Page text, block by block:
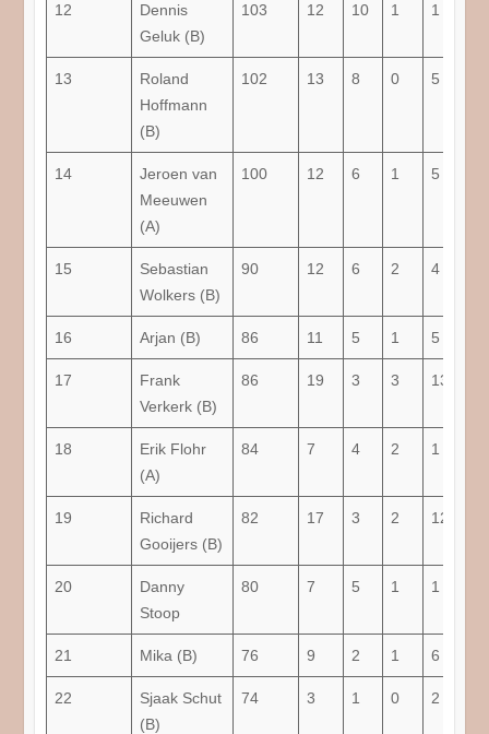
12
Dennis
Geluk (B)
103 12 10 1 1
13
Roland
Hoffmann
(B)
102 13 8 0 5
14
Jeroen van
Meeuwen
(A)
100 12 6 1 5
15
Sebastian
Wolkers (B)
90 12 6 2 4
16 Arjan (B) 86 11 5 1 5
17
Frank
Verkerk (B)
86 19 3 3 13
18
Erik Flohr
(A)
84 7 4 2 1
19
Richard
Gooijers (B)
82 17 3 2 12
20
Danny
Stoop
80 7 5 1 1
21 Mika (B) 76 9 2 1 6
22
Sjaak Schut
(B)
74 3 1 0 2